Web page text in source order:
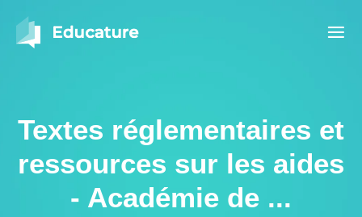
Textes réglementaires et
ressources sur les aides
- Académie de ...